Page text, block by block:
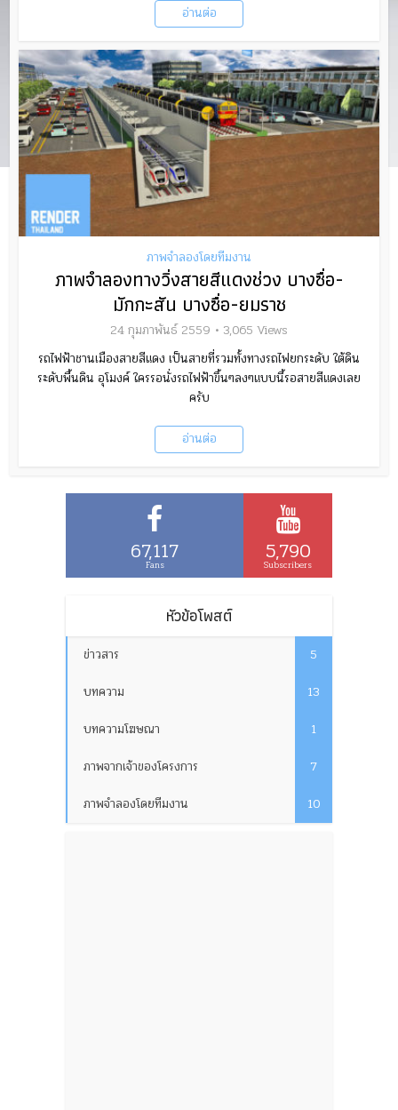
อ่านต่อ
ภาพจำลองโดยทีมงาน
ภาพจำลองทางวิ่งสายสีแดงช่วง บางซื่อ-
มักกะสัน บางซื่อ-ยมราช
24 กุมภาพันธ์ 2559
3,065 Views
รถไฟฟ้าชานเมืองสายสีแดง เป็นสายที่รวมทั้งทางรถไฟยกระดับ ใต้ดิน
ระดับพื้นดิน อุโมงค์ ใครรอนั่งรถไฟฟ้าขึ้นๆลงๆแบบนี้รอสายสีแดงเลย
ครับ
อ่านต่อ
67,117
Fans 5,790
Subscribers
หัวข้อโพสต์
ข่าวสาร
5
บทความ
13
บทความโฆษณา
1
ภาพจากเจ้าของโครงการ
7
ภาพจำลองโดยทีมงาน
10